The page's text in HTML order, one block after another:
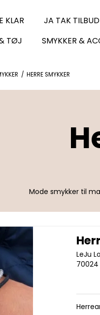
KLAR JA TAK TILBUD
TØJ
SMYKKER &
/ HERRE SMYKKER
Mode smykker til
LeJu
70024